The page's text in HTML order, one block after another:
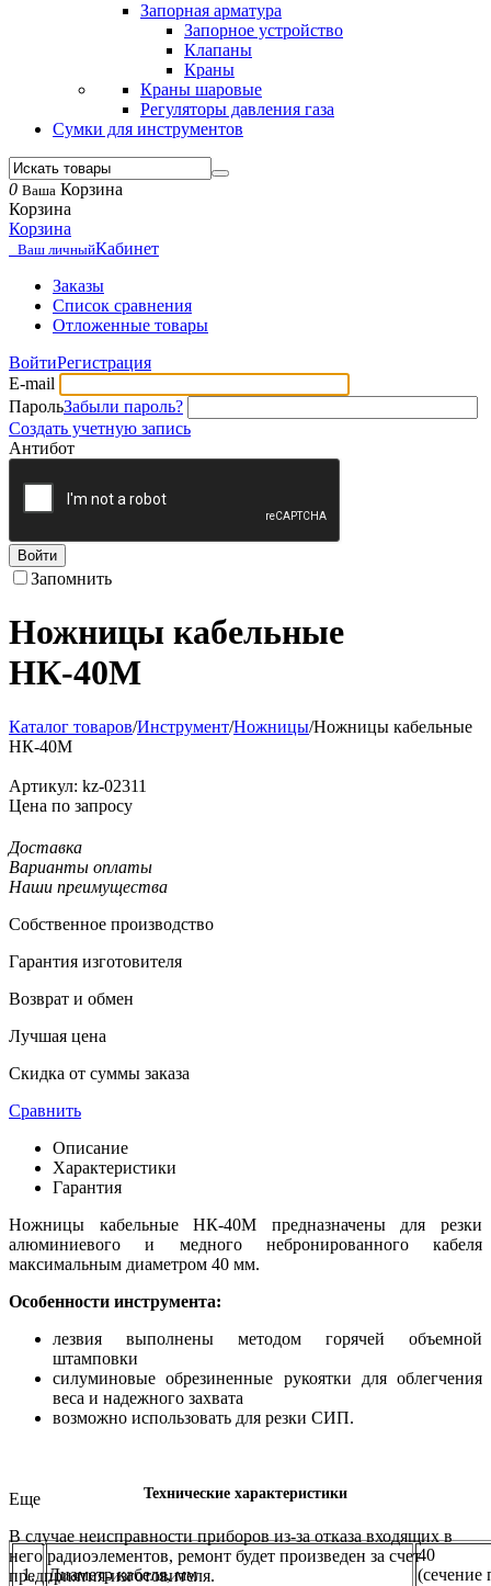
Запорная арматура
Запорное устройство
Клапаны
Краны
Краны шаровые
Регуляторы давления газа
Сумки для инструментов
0 Ваша Корзина
Корзина
Корзина
Ваш личныйКабинет
Заказы
Список сравнения
Отложенные товары
ВойтиРегистрация
E-mail
ПарольЗабыли пароль?
Создать учетную запись
Антибот
Войти
Запомнить
Ножницы кабельные
НК-40М
Каталог товаров/Инструмент/Ножницы/Ножницы кабельные
НК-40М
Артикул: kz-02311
Цена по запросу
Доставка
Варианты оплаты
Наши преимущества
Собственное производство
Гарантия изготовителя
Возврат и обмен
Лучшая цена
Скидка от суммы заказа
Сравнить
Описание
Характеристики
Гарантия
Ножницы кабельные НК-40М предназначены для резки
алюминиевого и медного небронированного кабеля
максимальным диаметром 40 мм.
Особенности инструмента:
лезвия выполнены методом горячей объемной
штамповки
силуминовые обрезиненные рукоятки для облегчения
веса и надежного захвата
возможно использовать для резки СИП.
Технические характеристики
1. Диаметр кабеля, мм
40
(сечение
Еще
В случае неисправности приборов из-за отказа входящих в
него радиоэлементов, ремонт будет произведен за счет
предприятия-изготовителя.